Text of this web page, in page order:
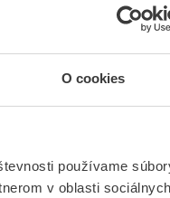
O cookies
používame
v oblasti sociálnych